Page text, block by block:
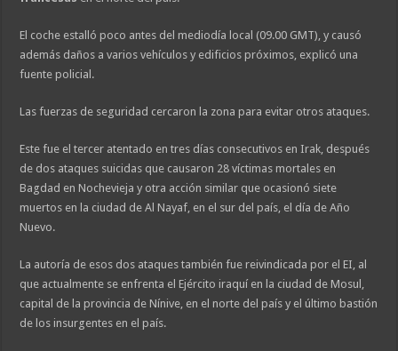
El coche estalló poco antes del mediodía local (09.00 GMT), y causó
además daños a varios vehículos y edificios próximos, explicó una
fuente policial.
Las fuerzas de seguridad cercaron la zona para evitar otros ataques.
Este fue el tercer atentado en tres días consecutivos en Irak, después
de dos ataques suicidas que causaron 28 víctimas mortales en
Bagdad en Nochevieja y otra acción similar que ocasionó siete
muertos en la ciudad de Al Nayaf, en el sur del país, el día de Año
Nuevo.
La autoría de esos dos ataques también fue reivindicada por el EI, al
que actualmente se enfrenta el Ejército iraquí en la ciudad de Mosul,
capital de la provincia de Nínive, en el norte del país y el último bastión
de los insurgentes en el país.